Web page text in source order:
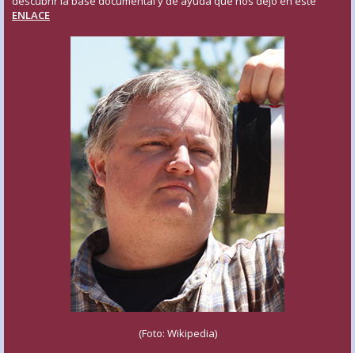
ENLACE
(Foto: Wikipedia)